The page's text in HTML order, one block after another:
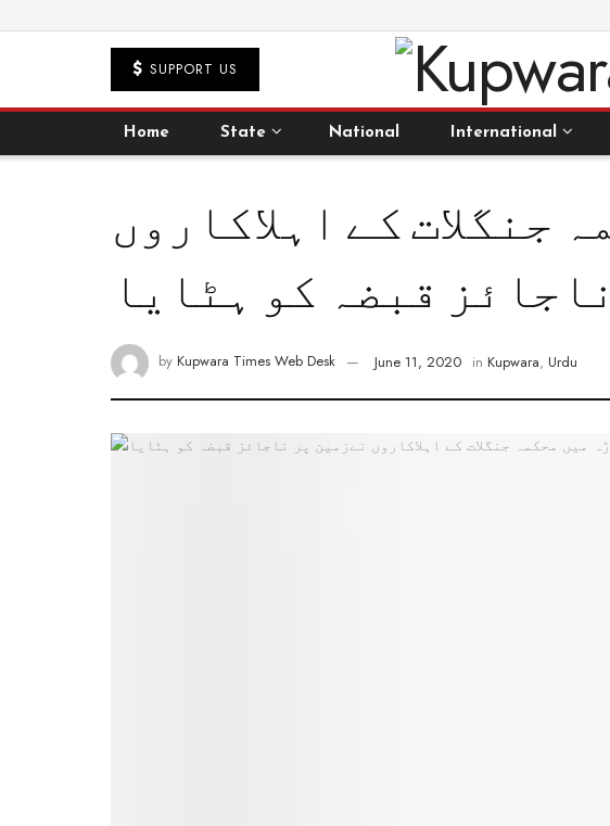
SUPPORT US
Home State National International
جنگلات کے اہلاکاروں
قبضہ کو ہٹایا
by Kupwara Times Web Desk June 11, 2020 in Kupwara, Urdu